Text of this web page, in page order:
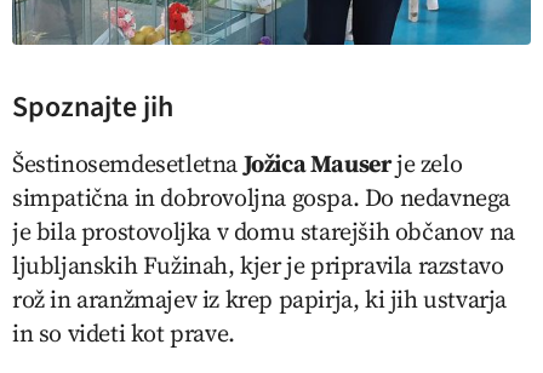
Spoznajte jih
ŠestinosemdesetletnaJožica Mauserje zelo
simpatična in dobrovoljna gospa. Do nedavnega
je bila prostovoljka v domu starejših občanov na
ljubljanskih Fužinah, kjer je pripravila razstavo
rož in aranžmajev iz krep papirja, ki jih ustvarja
in so videti kot prave.